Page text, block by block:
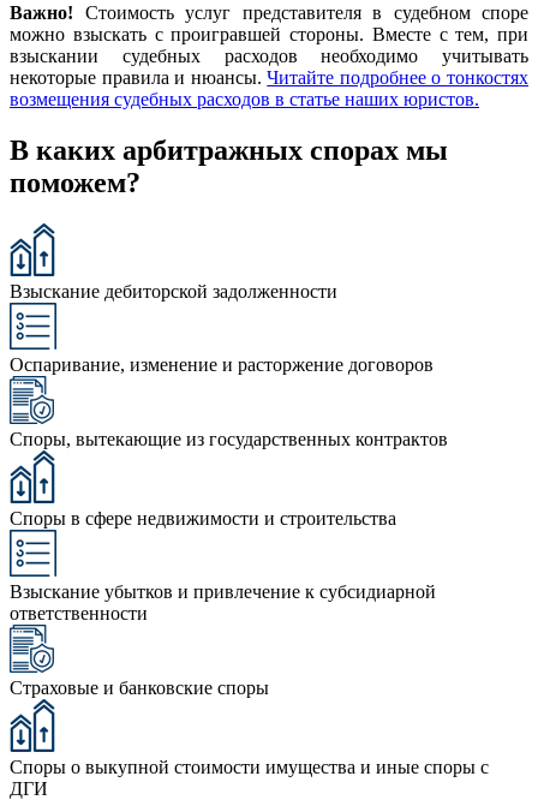
Важно! Стоимость услуг представителя в судебном споре
можно взыскать с проигравшей стороны. Вместе с тем, при
взыскании судебных расходов необходимо учитывать
некоторые правила и нюансы.Читайте подробнее о тонкостях
возмещения судебных расходов в статье наших юристов.
В каких арбитражных спорах мы
поможем?
Взыскание дебиторской задолженности
Оспаривание, изменение и расторжение договоров
Споры, вытекающие из государственных контрактов
Споры в сфере недвижимости и строительства
Взыскание убытков и привлечение к субсидиарной
ответственности
Страховые и банковские споры
Споры о выкупной стоимости имущества и иные споры с
ДГИ